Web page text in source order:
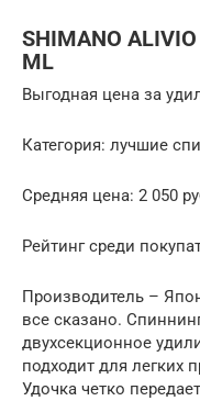
SHIMANO ALIVIO
ML
Выгодная цена за
Категория: лучшие
Средняя цена: 2 050
Рейтинг среди
Производитель –
все сказано.
двухсекционное
подходит для легких
Удочка четко